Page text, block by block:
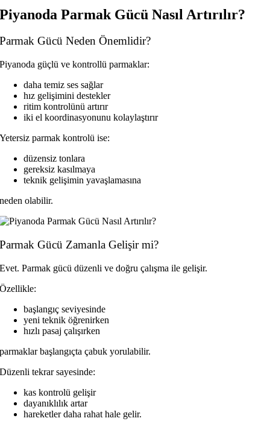
Piyanoda Parmak Gücü Nasıl Artırılır?
Parmak Gücü Neden Önemlidir?
Piyanoda güçlü ve kontrollü parmaklar:
daha temiz ses sağlar
hız gelişimini destekler
ritim kontrolünü artırır
iki el koordinasyonunu kolaylaştırır
Yetersiz parmak kontrolü ise:
düzensiz tonlara
gereksiz kasılmaya
teknik gelişimin yavaşlamasına
neden olabilir.
Parmak Gücü Zamanla Gelişir mi?
Evet. Parmak gücü düzenli ve doğru çalışma ile gelişir.
Özellikle:
başlangıç seviyesinde
yeni teknik öğrenirken
hızlı pasaj çalışırken
parmaklar başlangıçta çabuk yorulabilir.
Düzenli tekrar sayesinde:
kas kontrolü gelişir
dayanıklılık artar
hareketler daha rahat hale gelir.